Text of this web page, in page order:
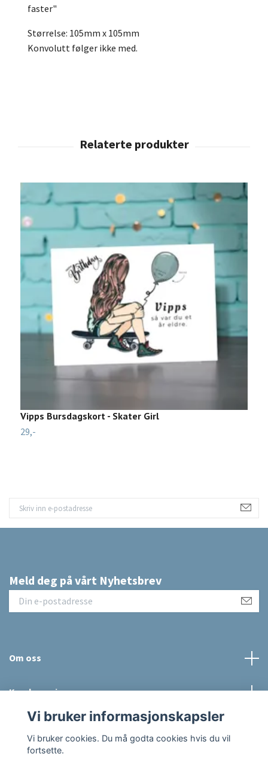
faster"
Størrelse: 105mm x 105mm
Konvolutt følger ikke med.
Vipps Bursdagskort - Skater Girl
29,-
Meld deg på vårt Nyhetsbrev
Om oss
Kundeservice
Vi bruker informasjonskapsler
Vi bruker cookies. Du må godta cookies hvis du vil
fortsette.